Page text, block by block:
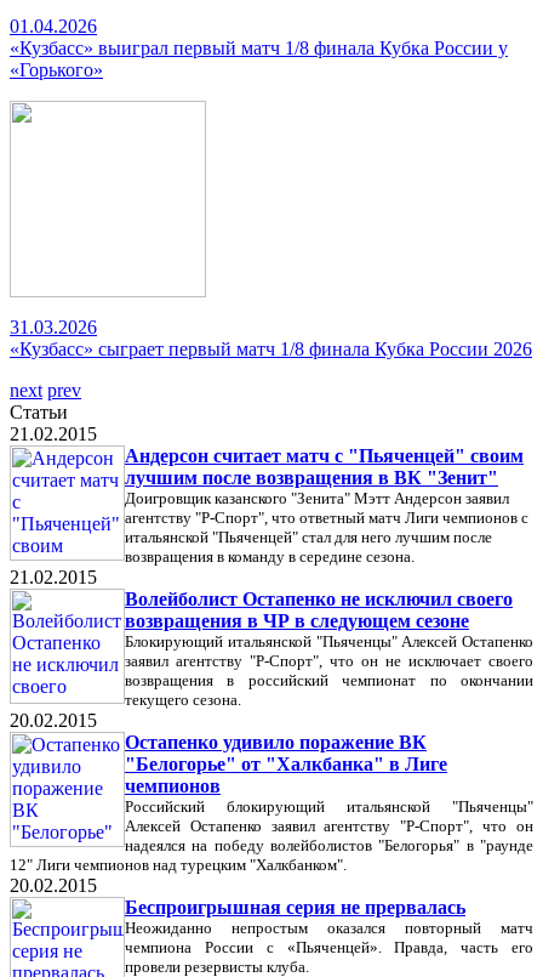
01.04.2026
«Кузбасс» выиграл первый матч 1/8 финала Кубка России у
«Горького»
31.03.2026
«Кузбасс» сыграет первый матч 1/8 финала Кубка России 2026
next prev
Статьи
21.02.2015
Андерсон считает матч с "Пьяченцей" своим
лучшим после возвращения в ВК "Зенит"
Доигровщик казанского "Зенита" Мэтт Андерсон заявил
агентству "Р-Спорт", что ответный матч Лиги чемпионов с
итальянской "Пьяченцей" стал для него лучшим после
возвращения в команду в середине сезона.
21.02.2015
Волейболист Остапенко не исключил своего
возвращения в ЧР в следующем сезоне
Блокирующий итальянской "Пьяченцы" Алексей Остапенко
заявил агентству "Р-Спорт", что он не исключает своего
возвращения в российский чемпионат по окончании
текущего сезона.
20.02.2015
Остапенко удивило поражение ВК
"Белогорье" от "Халкбанка" в Лиге
чемпионов
Российский блокирующий итальянской "Пьяченцы"
Алексей Остапенко заявил агентству "Р-Спорт", что он
надеялся на победу волейболистов "Белогорья" в "раунде
12" Лиги чемпионов над турецким "Халкбанком".
20.02.2015
Беспроигрышная серия не прервалась
Неожиданно непростым оказался повторный матч
чемпиона России с «Пьяченцей». Правда, часть его
провели резервисты клуба.